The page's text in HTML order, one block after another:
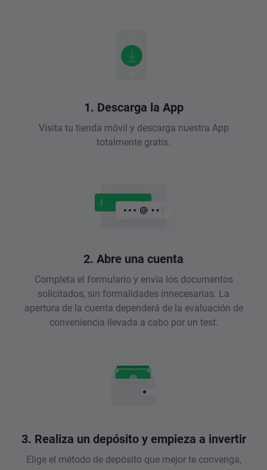
1. Descarga la App
Visita tu tienda móvil y descarga nuestra App
totalmente gratis.
2. Abre una cuenta
Completa el formulario y envía los documentos
solicitados, sin formalidades innecesarias. La
apertura de la cuenta dependerá de la evaluación de
conveniencia llevada a cabo por un test.
3. Realiza un depósito y empieza a invertir
Elige el método de depósito que mejor te convenga,